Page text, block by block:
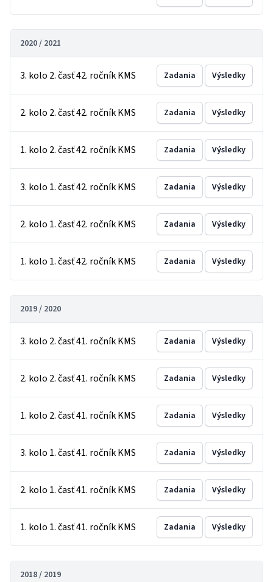
2020 / 2021
3. kolo 2. časť 42. ročník KMS Zadania Výsledky
2. kolo 2. časť 42. ročník KMS Zadania Výsledky
1. kolo 2. časť 42. ročník KMS Zadania Výsledky
3. kolo 1. časť 42. ročník KMS Zadania Výsledky
2. kolo 1. časť 42. ročník KMS Zadania Výsledky
1. kolo 1. časť 42. ročník KMS Zadania Výsledky
2019 / 2020
3. kolo 2. časť 41. ročník KMS Zadania Výsledky
2. kolo 2. časť 41. ročník KMS Zadania Výsledky
1. kolo 2. časť 41. ročník KMS Zadania Výsledky
3. kolo 1. časť 41. ročník KMS Zadania Výsledky
2. kolo 1. časť 41. ročník KMS Zadania Výsledky
1. kolo 1. časť 41. ročník KMS Zadania Výsledky
2018 / 2019